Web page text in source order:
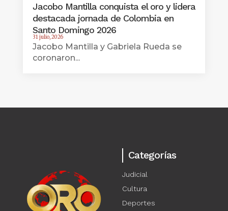
Jacobo Mantilla conquista el oro y lidera
destacada jornada de Colombia en
Santo Domingo 2026
31 julio, 2026
Jacobo Mantilla y Gabriela Rueda se
coronaron...
Categorías
Judicial
Cultura
Deportes